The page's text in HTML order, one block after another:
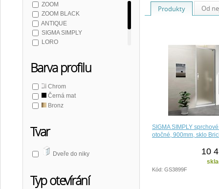
ZOOM
ZOOM BLACK
ANTIQUE
SIGMA SIMPLY
LORO
Barva profilu
Chrom
Černá mat
Bronz
Tvar
Dveře do niky
Typ otevírání
Produkty Od
SIGMA SIMPLY
otočné, 900mm, sklo
10
Kód: GS3899F